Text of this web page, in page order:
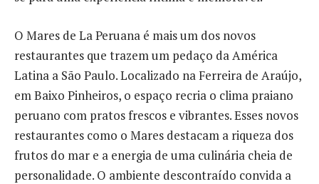
O Mares de La Peruana é mais um dos novos
restaurantes que trazem um pedaço da América
Latina a São Paulo. Localizado na Ferreira de Araújo,
em Baixo Pinheiros, o espaço recria o clima praiano
peruano com pratos frescos e vibrantes. Esses novos
restaurantes como o Mares destacam a riqueza dos
frutos do mar e a energia de uma culinária cheia de
personalidade. O ambiente descontraído convida a